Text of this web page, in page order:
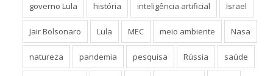
governo Lula história inteligência artificial Israel
Jair Bolsonaro Lula MEC meio ambiente Nasa
natureza pandemia pesquisa Rússia saúde